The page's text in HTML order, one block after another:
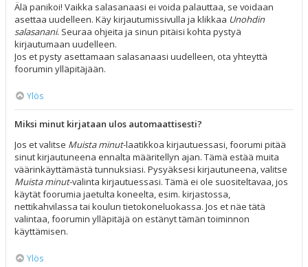
Älä panikoi! Vaikka salasanaasi ei voida palauttaa, se voidaan
asettaa uudelleen. Käy kirjautumissivulla ja klikkaa Unohdin
salasanani. Seuraa ohjeita ja sinun pitäisi kohta pystyä
kirjautumaan uudelleen.
Jos et pysty asettamaan salasanaasi uudelleen, ota yhteyttä
foorumin ylläpitäjään.
Ylös
Miksi minut kirjataan ulos automaattisesti?
Jos et valitse Muista minut-laatikkoa kirjautuessasi, foorumi pitää
sinut kirjautuneena ennalta määritellyn ajan. Tämä estää muita
väärinkäyttämästä tunnuksiasi. Pysyäksesi kirjautuneena, valitse
Muista minut-valinta kirjautuessasi. Tämä ei ole suositeltavaa, jos
käytät foorumia jaetulta koneelta, esim. kirjastossa,
nettikahvilassa tai koulun tietokoneluokassa. Jos et näe tätä
valintaa, foorumin ylläpitäjä on estänyt tämän toiminnon
käyttämisen.
Ylös